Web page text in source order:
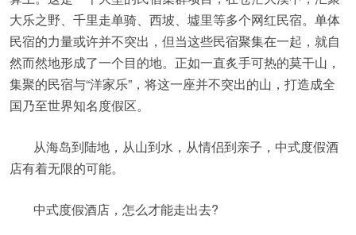
大乐之野、千里走单骑、西坡、墟里等多个网红民宿。单体
民宿的力量或许并不突出，但当这些民宿聚集在一起，就自
然而然地形成了一个目的地。正如一直炙手可热的莫干山，
集聚的民宿与“洋家乐”，将这一座并不突出的山，打造成全
国乃至世界知名度假区。
从海岛到陆地，从山到水，从情侣到亲子，中式度假酒
店有着无限的可能。
中式度假酒店，怎么才能走出去?